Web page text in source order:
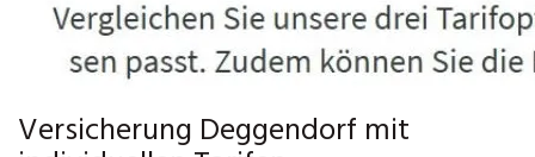
Versicherung Deggendorf mit